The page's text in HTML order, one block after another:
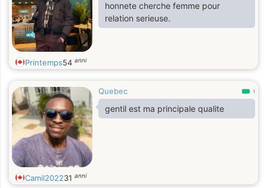
honnete cherche femme pour
relation serieuse.
Printemps54 anni
Quebec 1
gentil est ma principale qualite
Camil202231 anni